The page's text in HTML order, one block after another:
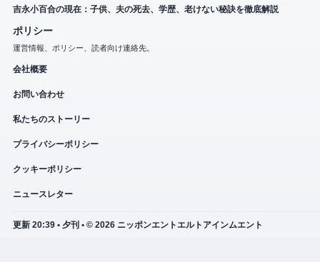
吉永小百合の現在：子供、夫の死去、学歴、老けない秘訣を徹底解説
ポリシー
運営情報、ポリシー、読者向け連絡先。
会社概要
お問い合わせ
私たちのストーリー
プライバシーポリシー
クッキーポリシー
ニュースレター
更新 20:39 • 夕刊 • © 2026 ニッポンエントエルトアインムエント